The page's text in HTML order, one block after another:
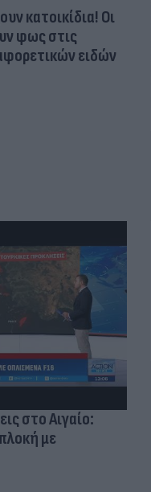
κατοικίδια! Οι
φως στις
ειδών
στο Αιγαίο:
με